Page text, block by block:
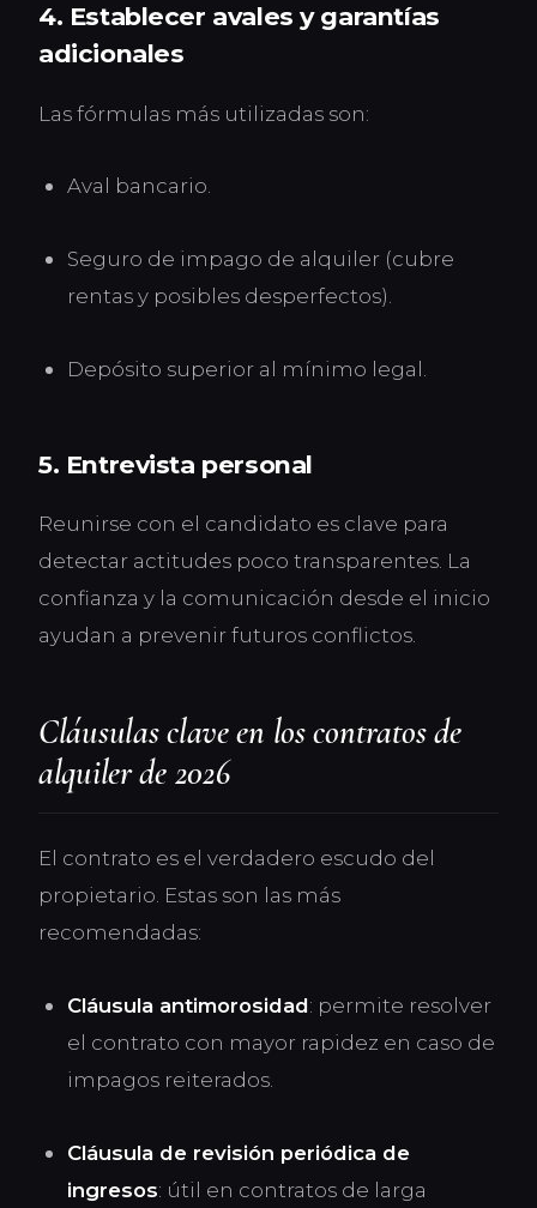
4. Establecer avales y garantías
adicionales
Las fórmulas más utilizadas son:
Aval bancario.
Seguro de impago de alquiler (cubre
rentas y posibles desperfectos).
Depósito superior al mínimo legal.
5. Entrevista personal
Reunirse con el candidato es clave para
detectar actitudes poco transparentes. La
confianza y la comunicación desde el inicio
ayudan a prevenir futuros conflictos.
Cláusulas clave en los contratos de
alquiler de 2026
El contrato es el verdadero escudo del
propietario. Estas son las más
recomendadas:
Cláusula antimorosidad: permite resolver
el contrato con mayor rapidez en caso de
impagos reiterados.
Cláusula de revisión periódica de
ingresos: útil en contratos de larga